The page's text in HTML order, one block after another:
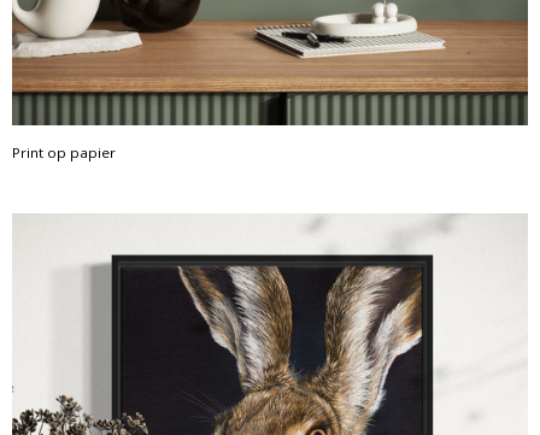
Print op papier